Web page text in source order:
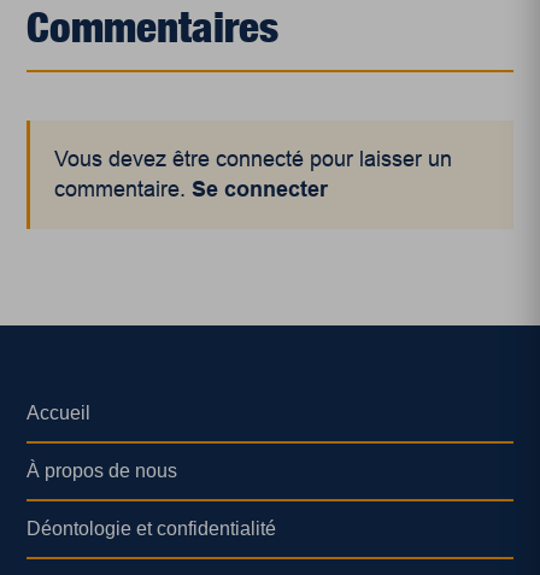
Commentaires
Vous devez être connecté pour laisser un
commentaire.Se connecter
Accueil
À propos de nous
Déontologie et confidentialité